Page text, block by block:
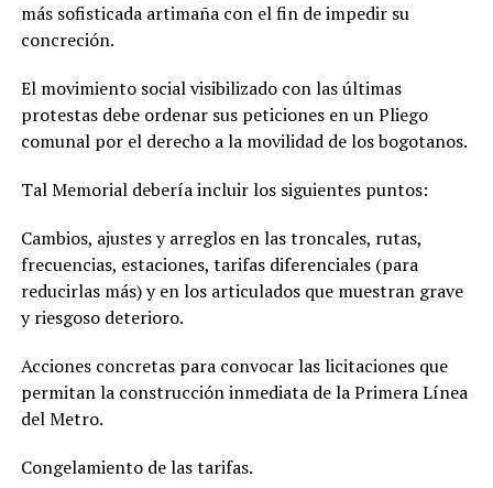
más sofisticada artimaña con el fin de impedir su
concreción.
El movimiento social visibilizado con las últimas
protestas debe ordenar sus peticiones en un Pliego
comunal por el derecho a la movilidad de los bogotanos.
Tal Memorial debería incluir los siguientes puntos:
Cambios, ajustes y arreglos en las troncales, rutas,
frecuencias, estaciones, tarifas diferenciales (para
reducirlas más) y en los articulados que muestran grave
y riesgoso deterioro.
Acciones concretas para convocar las licitaciones que
permitan la construcción inmediata de la Primera Línea
del Metro.
Congelamiento de las tarifas.